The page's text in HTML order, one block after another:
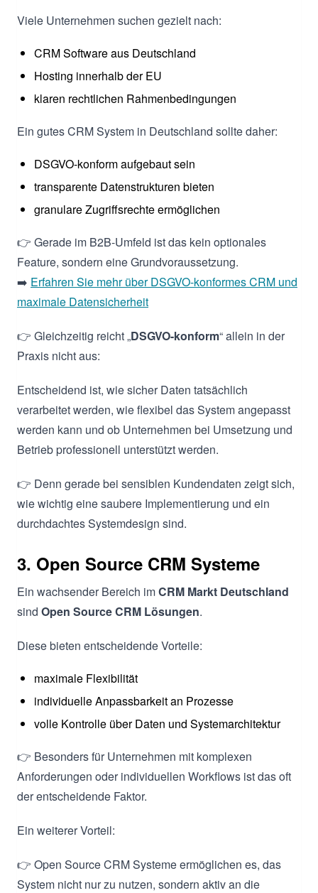
Viele Unternehmen suchen gezielt nach:
CRM Software aus Deutschland
Hosting innerhalb der EU
klaren rechtlichen Rahmenbedingungen
Ein gutes CRM System in Deutschland sollte daher:
DSGVO-konform aufgebaut sein
transparente Datenstrukturen bieten
granulare Zugriffsrechte ermöglichen
👉 Gerade im B2B-Umfeld ist das kein optionales
Feature, sondern eine Grundvoraussetzung.
➡️ Erfahren Sie mehr über DSGVO-konformes CRM und
maximale Datensicherheit
👉 Gleichzeitig reicht „DSGVO-konform“ allein in der
Praxis nicht aus:
Entscheidend ist, wie sicher Daten tatsächlich
verarbeitet werden, wie flexibel das System angepasst
werden kann und ob Unternehmen bei Umsetzung und
Betrieb professionell unterstützt werden.
👉 Denn gerade bei sensiblen Kundendaten zeigt sich,
wie wichtig eine saubere Implementierung und ein
durchdachtes Systemdesign sind.
3. Open Source CRM Systeme
Ein wachsender Bereich imCRM Markt Deutschland
sind Open Source CRM Lösungen.
Diese bieten entscheidende Vorteile:
maximale Flexibilität
individuelle Anpassbarkeit an Prozesse
volle Kontrolle über Daten und Systemarchitektur
👉 Besonders für Unternehmen mit komplexen
Anforderungen oder individuellen Workflows ist das oft
der entscheidende Faktor.
Ein weiterer Vorteil:
👉 Open Source CRM Systeme ermöglichen es, das
System nicht nur zu nutzen, sondern aktiv an die